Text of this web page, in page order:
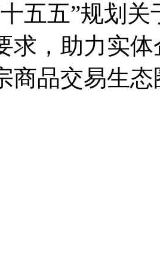
五五”规划
求，助力实
商品交易生